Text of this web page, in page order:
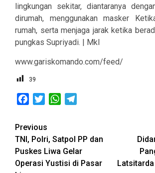
lingkungan sekitar, diantaranya
dirumah, menggunakan masker
rumah, serta menjaga jarak ketika
pungkas Supriyadi. | Mkl
www.gariskomando.com/feed/
39
FacebookTwitterWhatsApp
Post
navigation
Previous
TNI, Polri, Satpol PP dan
Puskes Liwa Gelar
Operasi Yustisi di Pasar